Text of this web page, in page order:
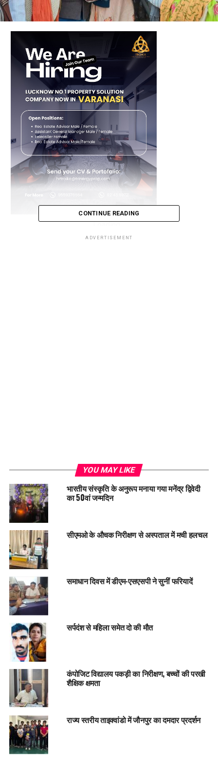
Loading...
CONTINUE READING
ADVERTISEMENT
YOU MAY LIKE
भारतीय संस्कृति के अनुरूप मनाया गया मनेंद्र द्विवेदी
का 50वां जन्मदिन
सीएमओ के औचक निरीक्षण से अस्पताल में मची हलचल
समाधान दिवस में डीएम-एसएसपी ने सुनीं फरियादें
सर्पदंश से महिला समेत दो की मौत
कंपोजिट विद्यालय पकड़ी का निरीक्षण, बच्चों की परखी
शैक्षिक क्षमता
राज्य स्तरीय ताइक्वांडो में जौनपुर का दमदार प्रदर्शन